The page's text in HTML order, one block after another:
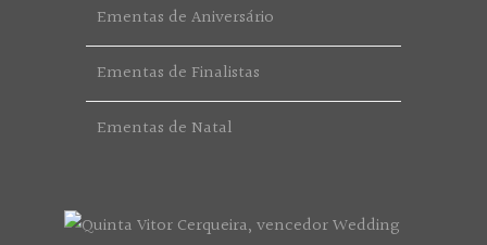
Ementas de Aniversário
Ementas de Finalistas
Ementas de Natal